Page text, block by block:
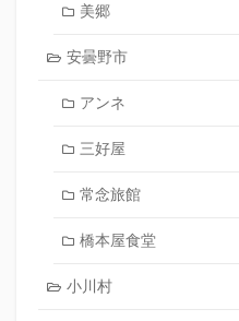
美郷
安曇野市
アンネ
三好屋
常念旅館
橋本屋食堂
小川村